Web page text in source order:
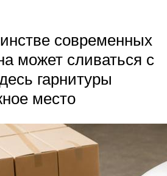
современных
может сливаться с
гарнитуры
место